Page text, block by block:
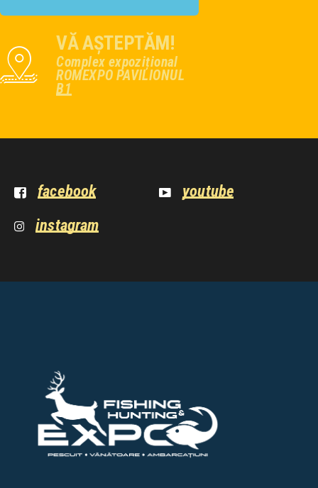
VĂ AȘTEPTĂM!
Complex expozițional
ROMEXPO PAVILIONUL
B1
facebook
youtube
instagram